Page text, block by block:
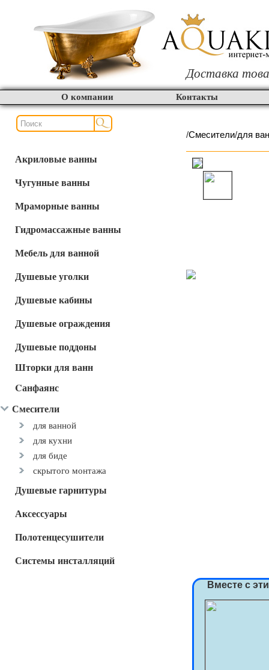
Доставка
О компании Контакты
Акриловые ванны
Чугунные ванны
Мраморные ванны
Гидромассажные ванны
Мебель для ванной
Душевые уголки
Душевые кабины
Душевые ограждения
Душевые поддоны
Шторки для ванн
Cанфаянс
Смесители
для ванной
для кухни
для биде
скрытого монтажа
Душевые гарнитуры
Аксессуары
Полотенцесушители
Системы инсталляций
/Смесители/для
Вместе с